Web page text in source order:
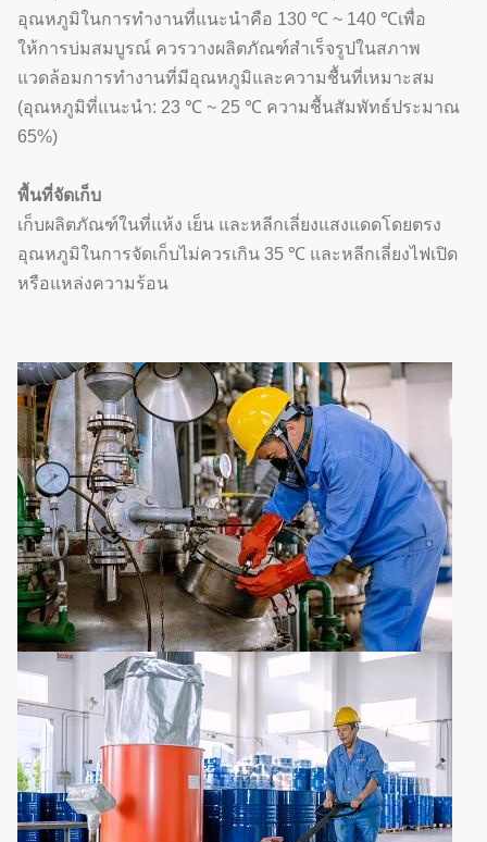
อุณหภูมิในการทำงานที่แนะนำคือ 130 ℃ ~ 140 ℃เพื่อ
ให้การบ่มสมบูรณ์ ควรวางผลิตภัณฑ์สำเร็จรูปในสภาพ
แวดล้อมการทำงานที่มีอุณหภูมิและความชื้นที่เหมาะสม
(อุณหภูมิที่แนะนำ: 23 ℃ ~ 25 ℃ ความชื้นสัมพัทธ์ประมาณ
65%)
พื้นที่จัดเก็บ
เก็บผลิตภัณฑ์ในที่แห้ง เย็น และหลีกเลี่ยงแสงแดดโดยตรง
อุณหภูมิในการจัดเก็บไม่ควรเกิน 35 ℃ และหลีกเลี่ยงไฟเปิด
หรือแหล่งความร้อน